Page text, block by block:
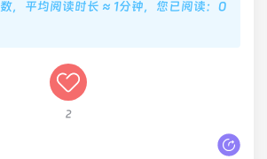
，平均阅读时长 ≈ 1分钟，您已阅读：0
2